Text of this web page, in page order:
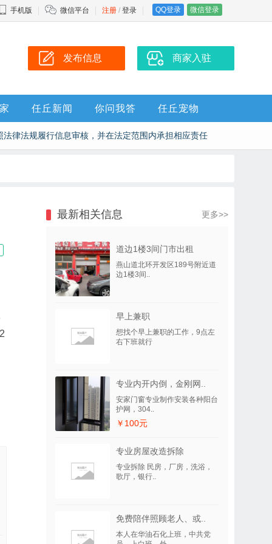
注册 / 登录 QQ登录 微信登录
手机版 微信平台
发布信息 商家入驻
任丘新闻 你问我答 任丘宠物
律法规履行信息审核，并在法定范围内承担相应责任
最新相关信息 更多>>
道边1楼3间门市出租
燕山道北环开发区189号附近道
边1楼3间..
早上兼职
想找个早上兼职的工作，9点左
右下班就行
专业内开内倒，金刚网..
安家门窗专业制作安装各种阳台
护网，304..
￥100元
专业房屋改造拆除
专业拆除 民房，厂房，洗浴，
歌厅，银行..
免费陪伴照顾老人、或..
本人在华油石化上班，中共党